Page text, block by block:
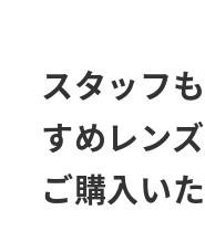
スタッフ
すめレン
ご購入い